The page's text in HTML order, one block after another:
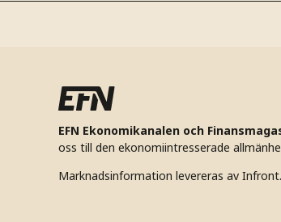
EFN Ekonomikanalen och
oss till den ekonomiintresserade
Marknadsinformation levereras av